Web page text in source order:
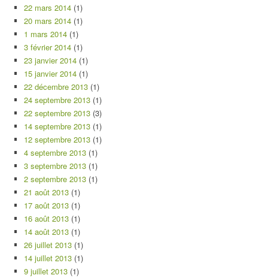
22 mars 2014 (1)
20 mars 2014 (1)
1 mars 2014 (1)
3 février 2014 (1)
23 janvier 2014 (1)
15 janvier 2014 (1)
22 décembre 2013 (1)
24 septembre 2013 (1)
22 septembre 2013 (3)
14 septembre 2013 (1)
12 septembre 2013 (1)
4 septembre 2013 (1)
3 septembre 2013 (1)
2 septembre 2013 (1)
21 août 2013 (1)
17 août 2013 (1)
16 août 2013 (1)
14 août 2013 (1)
26 juillet 2013 (1)
14 juillet 2013 (1)
9 juillet 2013 (1)